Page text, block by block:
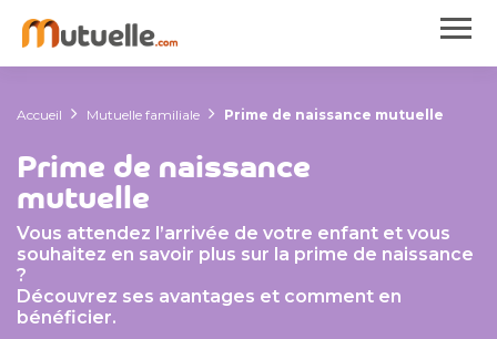
Accueil Mutuelle familiale Prime de naissance mutuelle
Prime de naissance
mutuelle
Vous attendez l’arrivée de votre enfant et vous
souhaitez en savoir plus sur la prime de naissance
?
Découvrez ses avantages et comment en
bénéficier.